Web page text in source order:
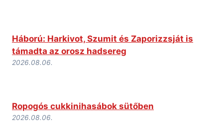
Háború: Harkivot, Szumit és Zaporizzsját is
támadta az orosz hadsereg
2026.08.06.
Ropogós cukkinihasábok sütőben
2026.08.06.